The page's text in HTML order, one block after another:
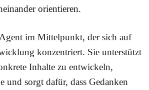
orientieren.
im Mittelpunkt, der sich auf
konzentriert. Sie unterstützt
Inhalte zu entwickeln,
und sorgt dafür, dass Gedanken